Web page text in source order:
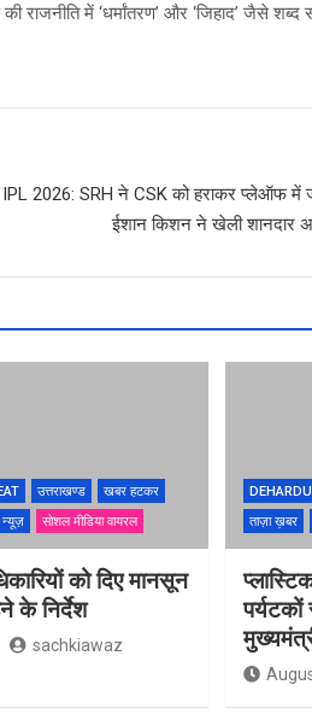
राजनीति में ‘धर्मांतरण’ और ‘जिहाद’ जैसे शब्द
IPL 2026: SRH ने CSK को हराकर प्लेऑफ में
ईशान किशन ने खेली शानदार
उत्तराखण्ड
खबर हटकर
न्यूज़ सोशल मीडिया वायरल
को दिए मानसून
के निर्देश
sachkiawaz
ताज़ा ख़बर
पर्यटकों